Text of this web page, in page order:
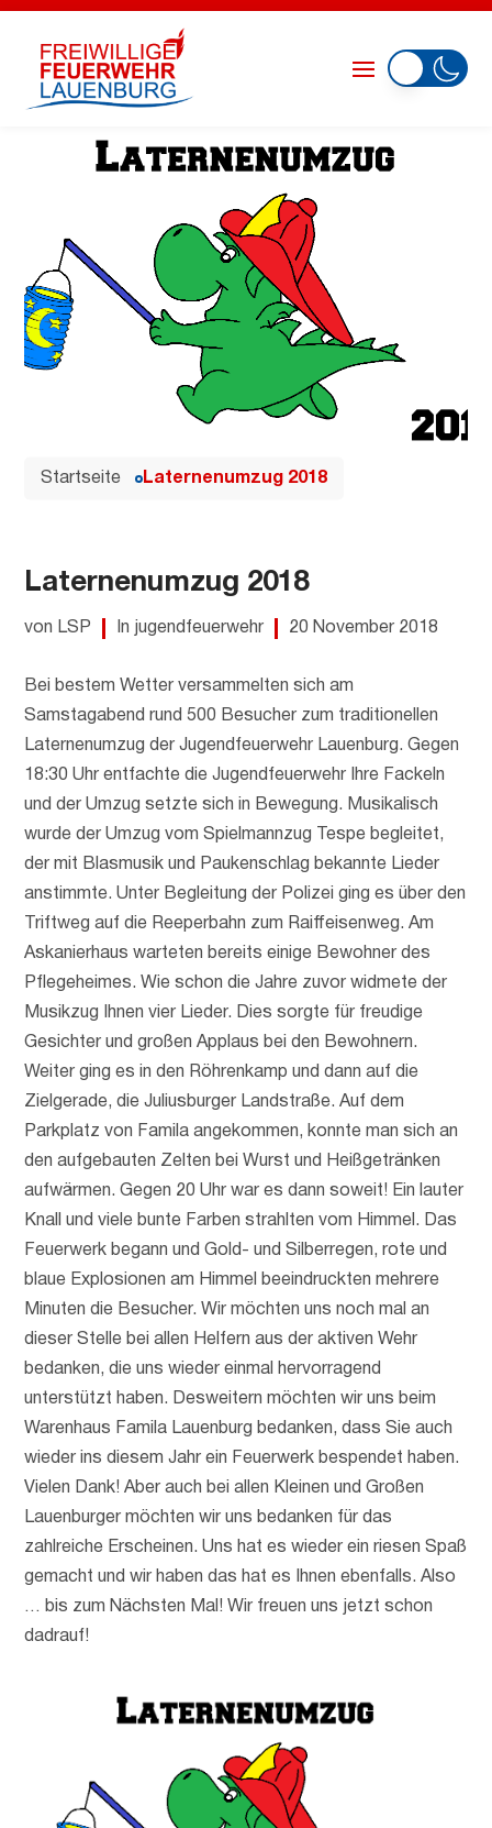
Startseite Laternenumzug 2018
Laternenumzug 2018
von LSP In jugendfeuerwehr 20 November 2018
Bei bestem Wetter versammelten sich am
Samstagabend rund 500 Besucher zum traditionellen
Laternenumzug der Jugendfeuerwehr Lauenburg. Gegen
18:30 Uhr entfachte die Jugendfeuerwehr Ihre Fackeln
und der Umzug setzte sich in Bewegung. Musikalisch
wurde der Umzug vom Spielmannzug Tespe begleitet,
der mit Blasmusik und Paukenschlag bekannte Lieder
anstimmte. Unter Begleitung der Polizei ging es über den
Triftweg auf die Reeperbahn zum Raiffeisenweg. Am
Askanierhaus warteten bereits einige Bewohner des
Pflegeheimes. Wie schon die Jahre zuvor widmete der
Musikzug Ihnen vier Lieder. Dies sorgte für freudige
Gesichter und großen Applaus bei den Bewohnern.
Weiter ging es in den Röhrenkamp und dann auf die
Zielgerade, die Juliusburger Landstraße. Auf dem
Parkplatz von Famila angekommen, konnte man sich an
den aufgebauten Zelten bei Wurst und Heißgetränken
aufwärmen. Gegen 20 Uhr war es dann soweit! Ein lauter
Knall und viele bunte Farben strahlten vom Himmel. Das
Feuerwerk begann und Gold- und Silberregen, rote und
blaue Explosionen am Himmel beeindruckten mehrere
Minuten die Besucher. Wir möchten uns noch mal an
dieser Stelle bei allen Helfern aus der aktiven Wehr
bedanken, die uns wieder einmal hervorragend
unterstützt haben. Desweitern möchten wir uns beim
Warenhaus Famila Lauenburg bedanken, dass Sie auch
wieder ins diesem Jahr ein Feuerwerk bespendet haben.
Vielen Dank! Aber auch bei allen Kleinen und Großen
Lauenburger möchten wir uns bedanken für das
zahlreiche Erscheinen. Uns hat es wieder ein riesen Spaß
gemacht und wir haben das hat es Ihnen ebenfalls. Also
… bis zum Nächsten Mal! Wir freuen uns jetzt schon
dadrauf!